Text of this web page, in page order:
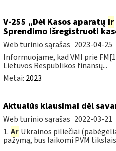
V-255 „Dėl Kasos aparatų ir
Sprendimo išregistruoti
Web turinio sąrašas 2023-04-25
Informuojame, kad VMI prie
Lietuvos Respublikos finansų...
Metai: 2023
Aktualūs klausimai dėl
Web turinio sąrašas 2022-03-21
1. Ar Ukrainos piliečiai
pažymą, bus laikomi PVM